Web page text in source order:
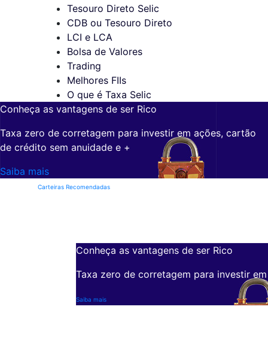
Tesouro Direto Selic
CDB ou Tesouro Direto
LCI e LCA
Bolsa de Valores
Trading
Melhores FIIs
O que é Taxa Selic
Conheça as vantagens de ser Rico
Taxa zero de corretagem para investir em ações, cartão
de crédito sem anuidade e +
Saiba mais
Carteiras Recomendadas
Conheça as vantagens de ser Rico
Taxa zero de corretagem para investir
Saiba mais